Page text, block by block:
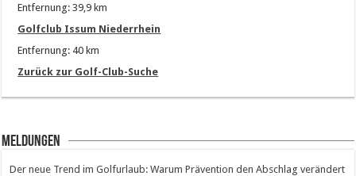
Entfernung: 39,9 km
Golfclub Issum Niederrhein
Entfernung: 40 km
Zurück zur Golf-Club-Suche
Meldungen
Der neue Trend im Golfurlaub: Warum Prävention den Abschlag verändert